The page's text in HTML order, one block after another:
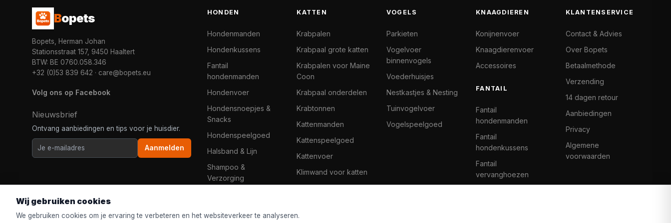
Bopets
Bopets, Herman Johan
Stationsstraat 157, 9450 Haaltert
BTW: BE 0760.058.346
+32 (0)53 839 642 · care@bopets.eu
Volg ons op Facebook
Nieuwsbrief
Ontvang aanbiedingen en tips voor je huisdier.
Aanmelden
HONDEN
Hondenmanden
Hondenkussens
Fantail
hondenmanden
Hondenvoer
Hondensnoepjes &
Snacks
Hondenspeelgoed
Halsband & Lijn
Shampoo &
Verzorging
KATTEN
Krabpalen
Krabpaal grote katten
Krabpalen voor Maine
Coon
Krabpaal onderdelen
Krabtonnen
Kattenmanden
Kattenspeelgoed
Kattenvoer
Klimwand voor katten
VOGELS
Parkieten
Vogelvoer
binnenvogels
Voederhuisjes
Nestkastjes & Nesting
Tuinvogelvoer
Vogelspeelgoed
KNAAGDIEREN
Konijnenvoer
Knaagdierenvoer
Accessoires
FANTAIL
Fantail
hondenmanden
Fantail
hondenkussens
Fantail
vervanghoezen
KLANTENSERVICE
Contact & Advies
Over Bopets
Betaalmethode
Verzending
14 dagen retour
Aanbiedingen
Privacy
Algemene
voorwaarden
Wij gebruiken cookies
We gebruiken cookies om je ervaring te verbeteren en het websiteverkeer te analyseren.